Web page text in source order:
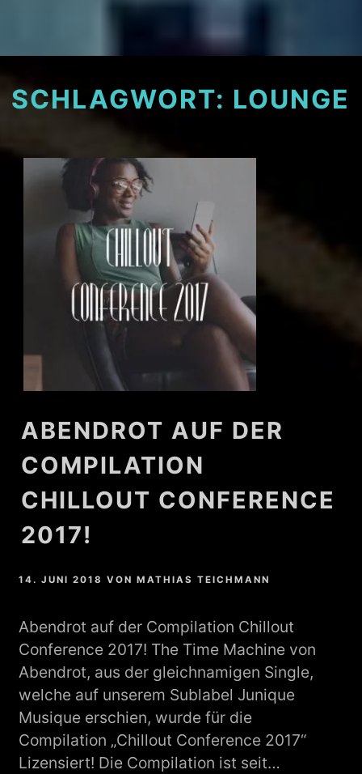
SCHLAGWORT: LOUNGE
ABENDROT AUF DER
COMPILATION
CHILLOUT CONFERENCE
2017!
14. JUNI 2018 VONMATHIAS TEICHMANN
Abendrot auf der Compilation Chillout
Conference 2017! The Time Machine von
Abendrot, aus der gleichnamigen Single,
welche auf unserem Sublabel Junique
Musique erschien, wurde für die
Compilation „Chillout Conference 2017“
Lizensiert! Die Compilation ist seit…